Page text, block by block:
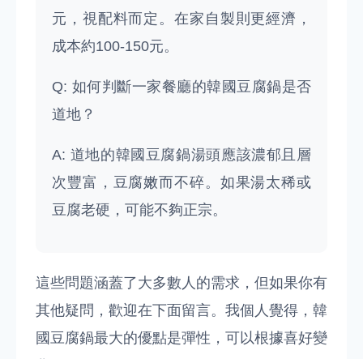
元，視配料而定。在家自製則更經濟，
成本約100-150元。
Q: 如何判斷一家餐廳的韓國豆腐鍋是否
道地？
A: 道地的韓國豆腐鍋湯頭應該濃郁且層
次豐富，豆腐嫩而不碎。如果湯太稀或
豆腐老硬，可能不夠正宗。
這些問題涵蓋了大多數人的需求，但如果你有
其他疑問，歡迎在下面留言。我個人覺得，韓
國豆腐鍋最大的優點是彈性，可以根據喜好變